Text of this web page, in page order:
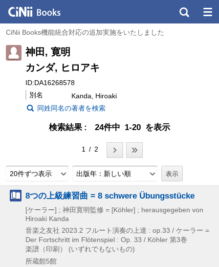
CiNii Books機能統合対応の追加実施をいたしました
神田, 寛明
カンダ, ヒロアキ
ID:DA16268578
別名
Kanda, Hiroaki
同姓同名の著者を検索
検索結果 24件中 1-20 を表示
1 / 2
20件ずつ表示 出版年：新しい順
8つの上級練習曲 = 8 schwere Übungsstücke
[ケーラー] ; 神田寛明監修 = [Köhler] ; herausgegeben von
Hiroaki Kanda
音楽之友社 2023.2 フルート演奏の上達 : op.33 / ケーラー =
Der Fortschritt im Flötenspiel : Op. 33 / Köhler 第3巻
楽譜（印刷） (いずれでもないもの)
所蔵館5館